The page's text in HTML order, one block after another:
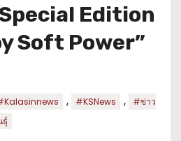
Edition
Soft Power”
, #KSNews ,
#ข่าว
ธุ์